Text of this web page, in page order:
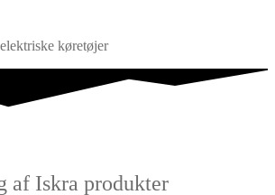
køretøjer
af Iskra produkter